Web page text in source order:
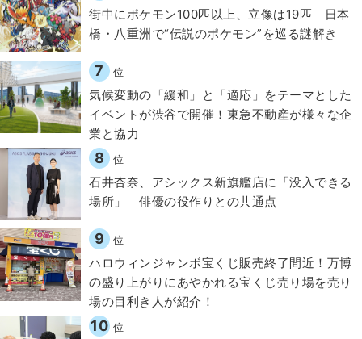
街中にポケモン100匹以上、立像は19匹 日本
橋・八重洲で“伝説のポケモン”を巡る謎解き
7 位
気候変動の「緩和」と「適応」をテーマとした
イベントが渋谷で開催！東急不動産が様々な企
業と協力
8 位
石井杏奈、アシックス新旗艦店に「没入できる
場所」 俳優の役作りとの共通点
9 位
ハロウィンジャンボ宝くじ販売終了間近！万博
の盛り上がりにあやかれる宝くじ売り場を売り
場の目利き人が紹介！
10 位